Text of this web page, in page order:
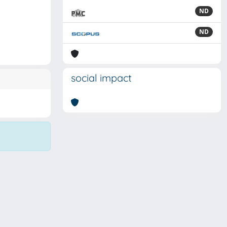
ND
ND
social impact